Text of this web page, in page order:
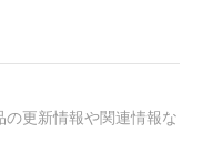
更新情報や関連情報な